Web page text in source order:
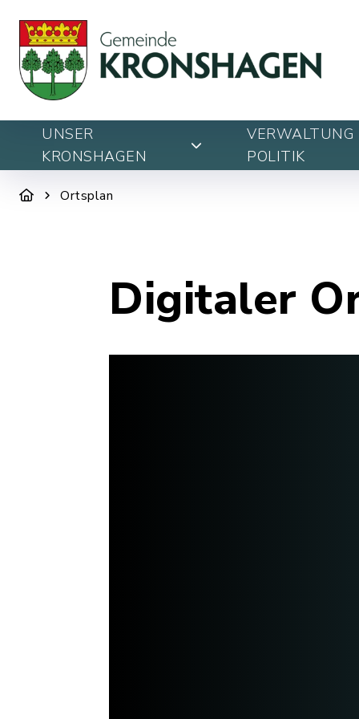
UNSER
KRONSHAGEN
VERWALTUNG
POLITIK
Ortsplan
Digitaler